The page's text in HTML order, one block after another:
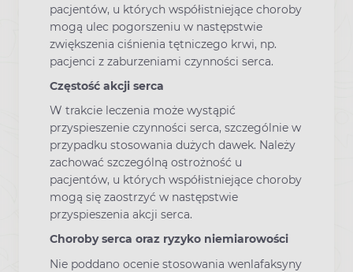
pacjentów, u których współistniejące choroby
mogą ulec pogorszeniu w następstwie
zwiększenia ciśnienia tętniczego krwi, np.
pacjenci z zaburzeniami czynności serca.
Częstość akcji serca
W trakcie leczenia może wystąpić
przyspieszenie czynności serca, szczególnie w
przypadku stosowania dużych dawek. Należy
zachować szczególną ostrożność u
pacjentów, u których współistniejące choroby
mogą się zaostrzyć w następstwie
przyspieszenia akcji serca.
Choroby serca oraz ryzyko niemiarowości
Nie poddano ocenie stosowania wenlafaksyny